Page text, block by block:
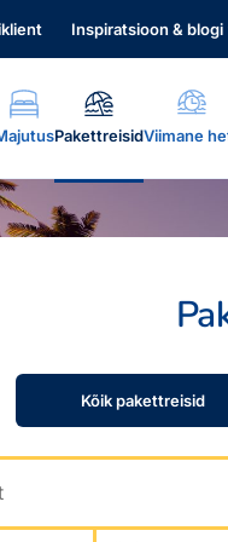
Inspiratsioon & blogi
PakettreisidViimane
Kõik pakettreisid